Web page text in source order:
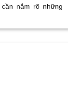
nắm rõ những